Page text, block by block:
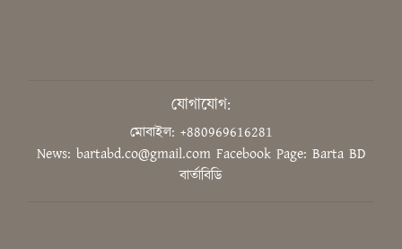
‘গণভোটের রায় সম্মান করুন, সংবিধান
সংস্কার কমিশন গঠন করুন’
যোগাযোগ:
মোবাইল: +880969616281
News: bartabd.co@gmail.com Facebook Page: Barta BD
বার্তাবিডি